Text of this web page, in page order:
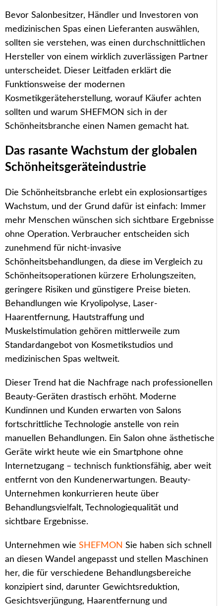
Bevor Salonbesitzer, Händler und Investoren von
medizinischen Spas einen Lieferanten auswählen,
sollten sie verstehen, was einen durchschnittlichen
Hersteller von einem wirklich zuverlässigen Partner
unterscheidet. Dieser Leitfaden erklärt die
Funktionsweise der modernen
Kosmetikgeräteherstellung, worauf Käufer achten
sollten und warum SHEFMON sich in der
Schönheitsbranche einen Namen gemacht hat.
Das rasante Wachstum der globalen
Schönheitsgeräteindustrie
Die Schönheitsbranche erlebt ein explosionsartiges
Wachstum, und der Grund dafür ist einfach: Immer
mehr Menschen wünschen sich sichtbare Ergebnisse
ohne Operation. Verbraucher entscheiden sich
zunehmend für nicht-invasive
Schönheitsbehandlungen, da diese im Vergleich zu
Schönheitsoperationen kürzere Erholungszeiten,
geringere Risiken und günstigere Preise bieten.
Behandlungen wie Kryolipolyse, Laser-
Haarentfernung, Hautstraffung und
Muskelstimulation gehören mittlerweile zum
Standardangebot von Kosmetikstudios und
medizinischen Spas weltweit.
Dieser Trend hat die Nachfrage nach professionellen
Beauty-Geräten drastisch erhöht. Moderne
Kundinnen und Kunden erwarten von Salons
fortschrittliche Technologie anstelle von rein
manuellen Behandlungen. Ein Salon ohne ästhetische
Geräte wirkt heute wie ein Smartphone ohne
Internetzugang – technisch funktionsfähig, aber weit
entfernt von den Kundenerwartungen. Beauty-
Unternehmen konkurrieren heute über
Behandlungsvielfalt, Technologiequalität und
sichtbare Ergebnisse.
Unternehmen wie SHEFMON Sie haben sich schnell
an diesen Wandel angepasst und stellen Maschinen
her, die für verschiedene Behandlungsbereiche
konzipiert sind, darunter Gewichtsreduktion,
Gesichtsverjüngung, Haarentfernung und